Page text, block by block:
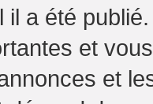
il a été
et
et